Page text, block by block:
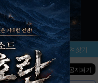
설치/평가 즐겨찾기
진행중인 이벤트0건 ▼ 공지펴기